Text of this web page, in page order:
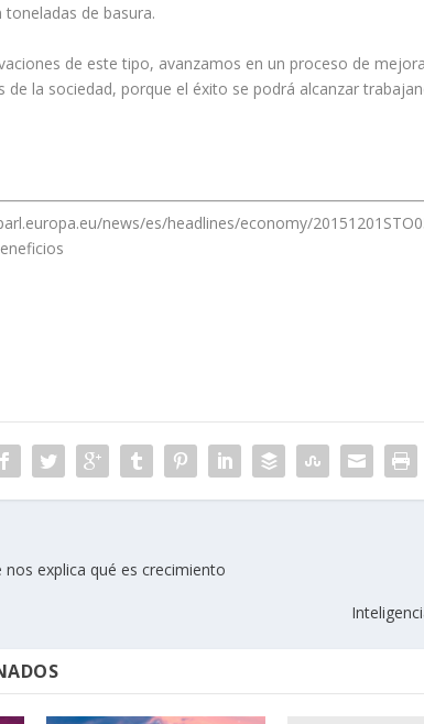
de basura.
de este tipo, avanzamos en un proceso de
de la sociedad, porque el éxito se podrá alcanzar
news/es/headlines/economy/
explica qué es crecimiento